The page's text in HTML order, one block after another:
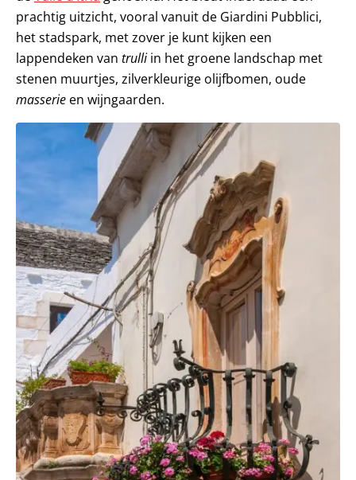
prachtig uitzicht, vooral vanuit de Giardini Pubblici,
het stadspark, met zover je kunt kijken een
lappendeken van trulliin het groene landschap met
stenen muurtjes, zilverkleurige olijfbomen, oude
masserie en wijngaarden.